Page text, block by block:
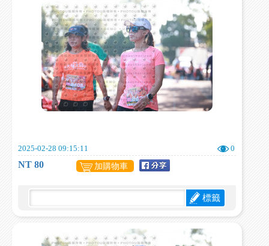
2025-02-28 09:15:11 0
NT 80 加購物車
標籤